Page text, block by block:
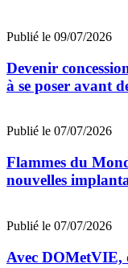
Publié le 09/07/2026
Devenir
à se poser avant
Publié le 07/07/2026
Flammes du
nouvelles
Publié le 07/07/2026
Avec DOMetVIE,